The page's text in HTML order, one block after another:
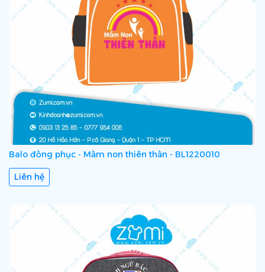
Balo đồng phục - Mầm non thiên thần - BL1220010
Liên hệ